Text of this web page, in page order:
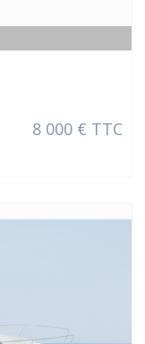
8 000 € TTC